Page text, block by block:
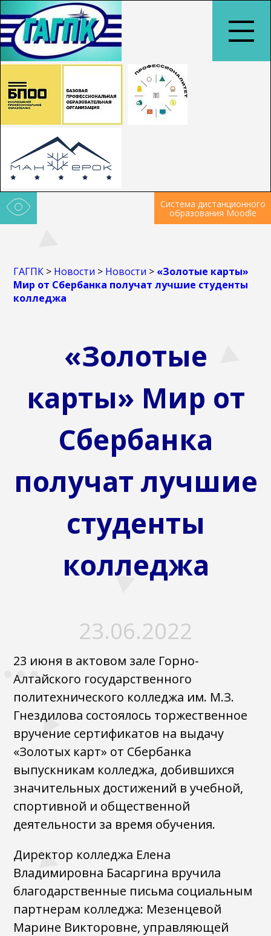
Система дистанционного
образования Moodle
ГАГПК > Новости > Новости > «Золотые карты»
Мир от Сбербанка получат лучшие студенты
колледжа
«Золотые
карты» Мир от
Сбербанка
получат лучшие
студенты
колледжа
23.06.2022
23 июня в актовом зале Горно-
Алтайского государственного
политехнического колледжа им. М.З.
Гнездилова состоялось торжественное
вручение сертификатов на выдачу
«Золотых карт» от Сбербанка
выпускникам колледжа, добившихся
значительных достижений в учебной,
спортивной и общественной
деятельности за время обучения.
Директор колледжа Елена
Владимировна Басаргина вручила
благодарственные письма социальным
партнерам колледжа: Мезенцевой
Марине Викторовне, управляющей